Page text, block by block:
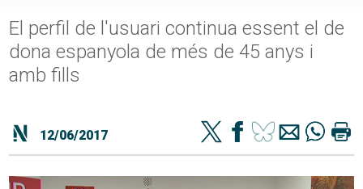
El perfil de l'usuari continua essent el de
dona espanyola de més de 45 anys i
amb fills
12/06/2017